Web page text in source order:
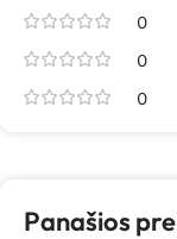
0
0
0
Panašios